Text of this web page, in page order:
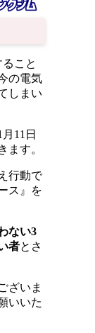
こと
の電気
しまい
11日
ます。
行動で
ス』を
ない3
者とさ
ざいま
いいた